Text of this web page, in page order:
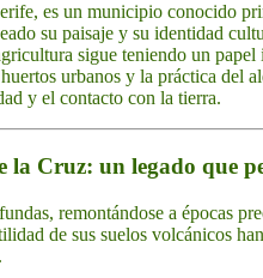
es un municipio conocido
su paisaje y su identidad
sigue teniendo un
urbanos y la práctica del
y el contacto con la tierra.
Cruz: un legado que
remontándose a épocas
de sus suelos volcánicos